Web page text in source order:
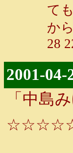
て
か
28
2001-
「中島